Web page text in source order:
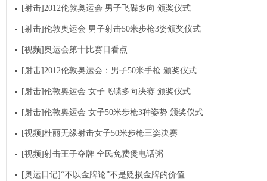
[射击]2012伦敦奥运会 男子飞碟多向 颁奖仪式
[射击]伦敦奥运会 男子射击50米步枪3姿颁奖仪式
[视频]奥运会第十比赛日看点
[射击]2012伦敦奥运会：男子50米手枪 颁奖仪式
[射击]伦敦奥运会 女子飞碟多向决赛 颁奖仪式
[射击]伦敦奥运会 女子50米步枪3种姿势 颁奖仪式
[视频]杜丽无缘射击女子50米步枪三姿决赛
[视频]射击王子夺牌 全民免费煲电话粥
[奥运日记]“不以金牌论”不是贬损金牌的价值